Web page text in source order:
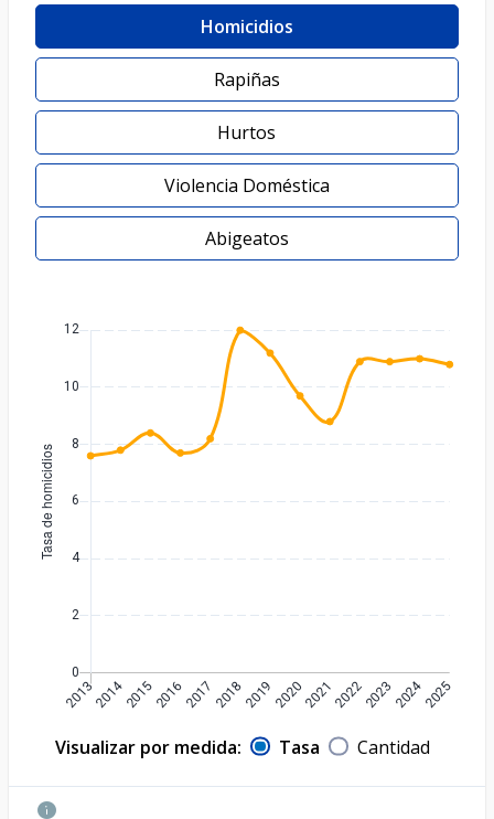
Homicidios
Rapiñas
Hurtos
Violencia Doméstica
Abigeatos
Visualizar por medida: Tasa Cantidad